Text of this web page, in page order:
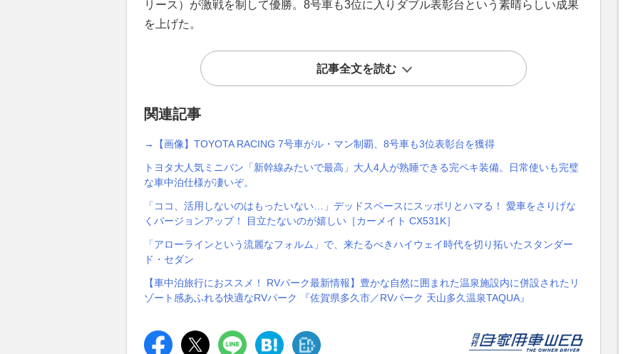
リース）が激戦を制して優勝。8号車も3位に入りダブル表彰台という素晴らしい成果
を上げた。
記事全文を読む
関連記事
→【画像】TOYOTA RACING 7号車がル・マン制覇、8号車も3位表彰台を獲得
トヨタ大人気ミニバン「新幹線みたいで最高」大人4人が熟睡できる完ペキ装備。日常使いも完璧
な車中泊仕様が凄いぞ。
「ココ、活用しないのはもったいない…」デッドスペースにスッポリとハマる！ 愛車をさりげな
くバージョンアップ！ 目立たないのが嬉しい［カーメイト CX531K］
「アローラインという流麗なフォルム」で、来たるべきハイウェイ時代を切り拓いたスタンダー
ド・セダン
【車中泊旅行におススメ！ RVパーク最新情報】豊かな自然に囲まれた温泉施設内に併設されたリ
ゾート感あふれる快適なRVパーク 『佐賀県多久市／RVパーク 天山多久温泉TAQUA』